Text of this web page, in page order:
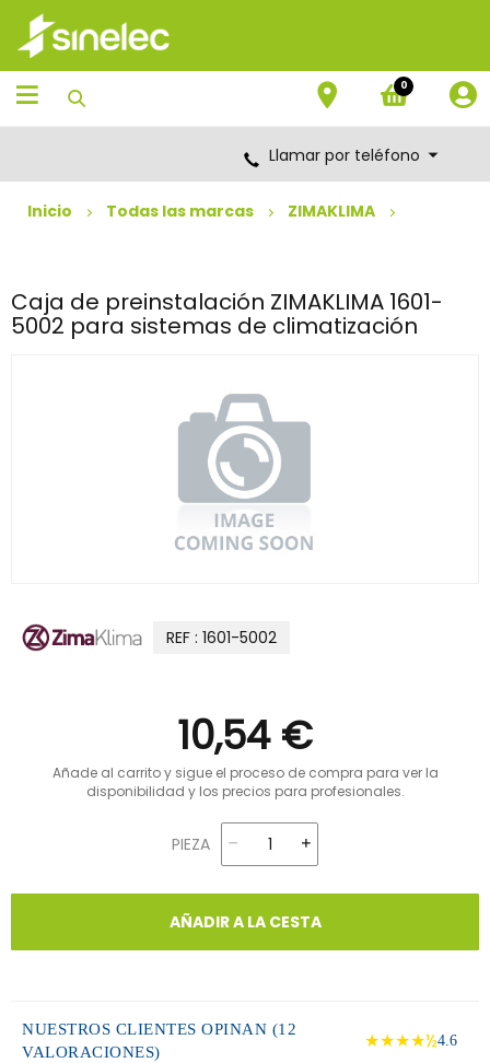
Saltar
contenido
Saltar
menú
de
navegación
0
Llamar por teléfono
Inicio Todas las marcas ZIMAKLIMA
Caja de preinstalación ZIMAKLIMA 1601-
5002 para sistemas de climatización
REF : 1601-5002
10,54 €
Añade al carrito y sigue el proceso de compra para ver la
disponibilidad y los precios para profesionales.
PIEZA
AÑADIR A LA CESTA
NUESTROS CLIENTES OPINAN (12
VALORACIONES)
★★★★½4.6